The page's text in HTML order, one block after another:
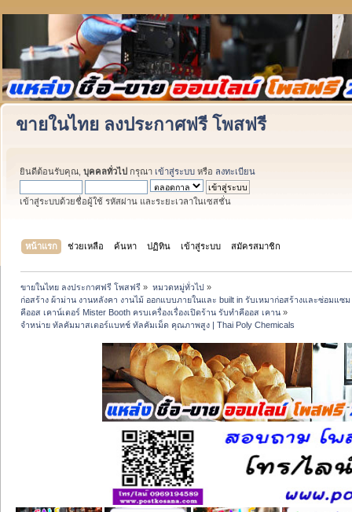
ขายในไทย ลงประกาศฟรี โพสฟรี
ยินดีต้อนรับคุณ, บุคคลทั่วไป กรุณา เข้าสู่ระบบ หรือ ลงทะเบียน
เข้าสู่ระบบด้วยชื่อผู้ใช้ รหัสผ่าน และระยะเวลาในเซสชั่น
หน้าแรก ช่วยเหลือ ค้นหา ปฏิทิน เข้าสู่ระบบ สมัครสมาชิก
ขายในไทย ลงประกาศฟรี โพสฟรี » หมวดหมู่ทั่วไป»
ก่อสร้าง ผ้าม่าน งานหลังคา งานไม้ ออกแบบภายในและ built in รับเหมาก่อสร้างและซ่อมแ
คีออส เคาน์เตอร์ Mister Booth ครบเครื่องเรื่องเปิดร้าน รับทำคีออส เคาน »
จำหน่าย ทัลคัมมาสเตอร์แบทช์ ทัลคัมเม็ด คุณภาพสูง | Thai Poly Chemicals